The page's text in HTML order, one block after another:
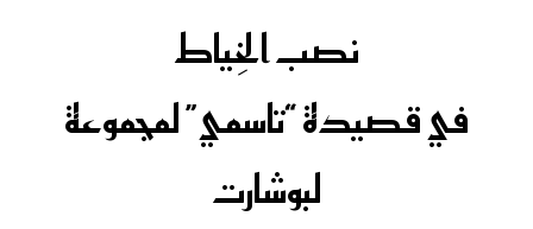
نصب الخِياط
في قصيدة “تاسمي” لمجموعة
لبوشارت